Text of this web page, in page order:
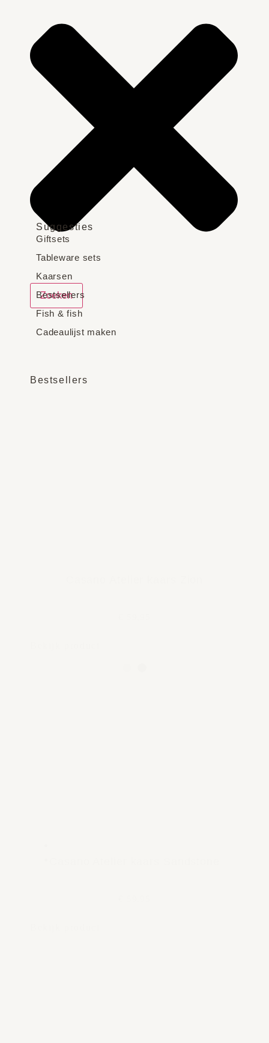
Zoeken
Suggesties
Giftsets
Tableware sets
Kaarsen
Bestsellers
Fish & fish
Cadeaulijst maken
Bestsellers